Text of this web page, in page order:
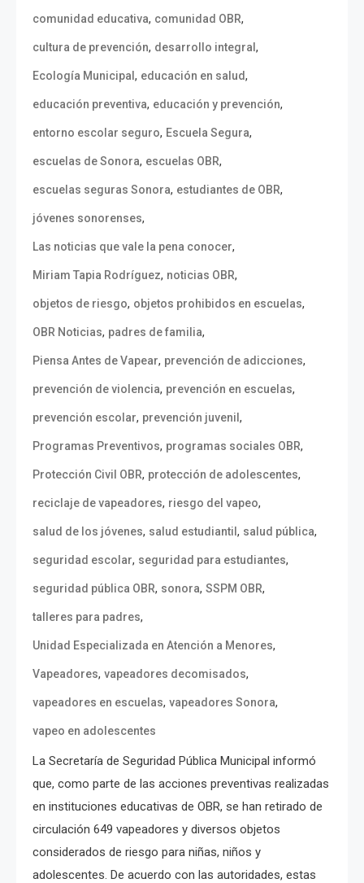
comunidad educativa, comunidad OBR,
cultura de prevención, desarrollo integral ,
Ecología Municipal , educación en salud,
educación preventiva, educación y prevención,
entorno escolar seguro, Escuela Segura,
escuelas de Sonora, escuelas OBR,
escuelas seguras Sonora, estudiantes de OBR,
jóvenes sonorenses,
Las noticias que vale la pena conocer,
Miriam Tapia Rodríguez, noticias OBR,
objetos de riesgo, objetos prohibidos en escuelas,
OBR Noticias, padres de familia,
Piensa Antes de Vapear, prevención de adicciones,
prevención de violencia, prevención en escuelas,
prevención escolar, prevención juvenil ,
Programas Preventivos, programas sociales OBR,
Protección Civil OBR, protección de adolescentes,
reciclaje de vapeadores, riesgo del vapeo,
salud de los jóvenes, salud estudiantil , salud pública,
seguridad escolar, seguridad para estudiantes,
seguridad pública OBR, sonora, SSPM OBR,
talleres para padres,
Unidad Especializada en Atención a Menores,
Vapeadores, vapeadores decomisados,
vapeadores en escuelas, vapeadores Sonora,
vapeo en adolescentes
La Secretaría de Seguridad Pública Municipal informó
que, como parte de las acciones preventivas realizadas
en instituciones educativas de OBR, se han retirado de
circulación 649 vapeadores y diversos objetos
considerados de riesgo para niñas, niños y
adolescentes. De acuerdo con las autoridades, estas